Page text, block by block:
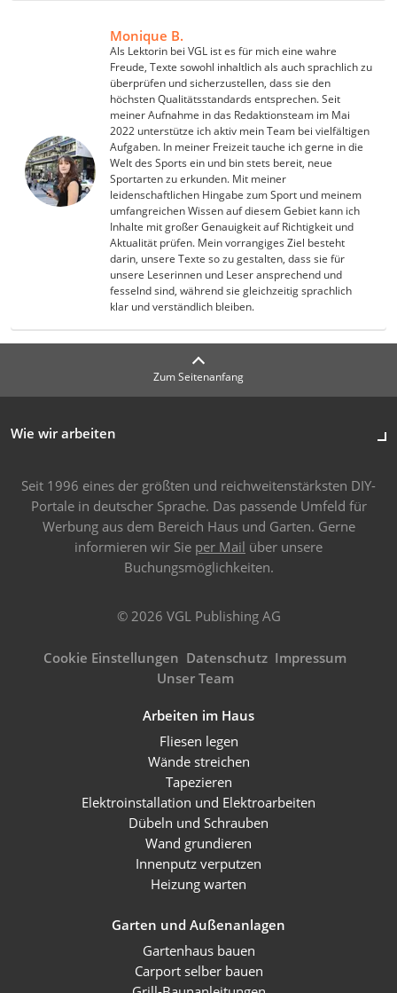
Monique B.
Als Lektorin bei VGL ist es für mich eine wahre
Freude, Texte sowohl inhaltlich als auch sprachlich zu
überprüfen und sicherzustellen, dass sie den
höchsten Qualitätsstandards entsprechen. Seit
meiner Aufnahme in das Redaktionsteam im Mai
2022 unterstütze ich aktiv mein Team bei vielfältigen
Aufgaben. In meiner Freizeit tauche ich gerne in die
Welt des Sports ein und bin stets bereit, neue
Sportarten zu erkunden. Mit meiner
leidenschaftlichen Hingabe zum Sport und meinem
umfangreichen Wissen auf diesem Gebiet kann ich
Inhalte mit großer Genauigkeit auf Richtigkeit und
Aktualität prüfen. Mein vorrangiges Ziel besteht
darin, unsere Texte so zu gestalten, dass sie für
unsere Leserinnen und Leser ansprechend und
fesselnd sind, während sie gleichzeitig sprachlich
klar und verständlich bleiben.
Zum Seitenanfang
Wie wir arbeiten
Seit 1996 eines der größten und reichweitenstärksten DIY-
Portale in deutscher Sprache. Das passende Umfeld für
Werbung aus dem Bereich Haus und Garten. Gerne
informieren wir Sie per Mail über unsere
Buchungsmöglichkeiten.
© 2026 VGL Publishing AG
Cookie Einstellungen Datenschutz Impressum
Unser Team
Arbeiten im Haus
Fliesen legen
Wände streichen
Tapezieren
Elektroinstallation und Elektroarbeiten
Dübeln und Schrauben
Wand grundieren
Innenputz verputzen
Heizung warten
Garten und Außenanlagen
Gartenhaus bauen
Carport selber bauen